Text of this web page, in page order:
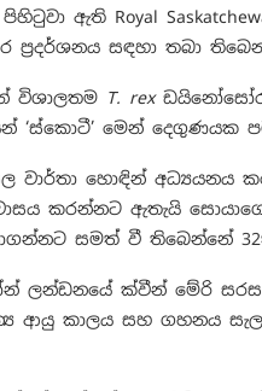
ඇති Royal
සඳහා තබා
විශාලතම T. rex
‘ස්කොටී’ මෙන් දෙගුණයක
හොඳින් අධ්‍යයනය
කරන්නට ඇතැයි
සමත් වී තිබෙන්නේ
ලන්ඩනයේ ක්වීන් මේරි
ආයු කාලය සහ ගහනය